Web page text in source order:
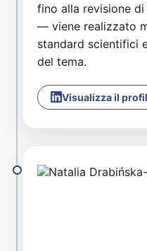
fino alla revisione
— viene realizzato
standard scientifici
del tema.
Visualizza il